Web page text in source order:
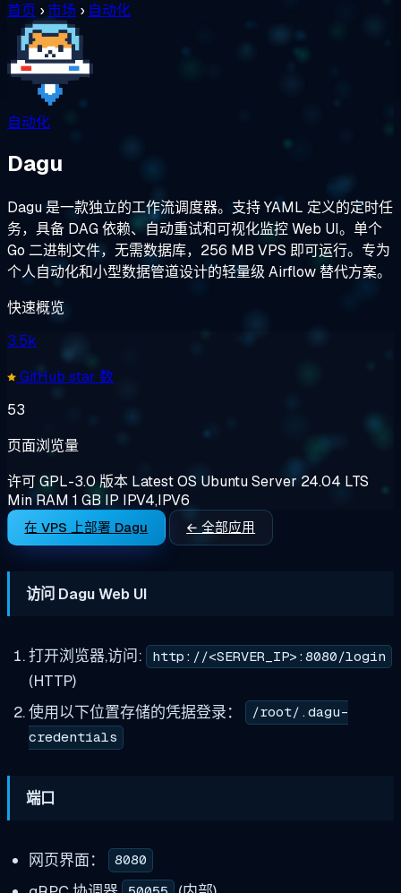
首页 ›市场 › 自动化
自动化
Dagu
Dagu 是一款独立的工作流调度器。支持 YAML 定义的定时任
务，具备 DAG 依赖、自动重试和可视化监控 Web UI。单个
Go 二进制文件，无需数据库，256 MB VPS 即可运行。专为
个人自动化和小型数据管道设计的轻量级 Airflow 替代方案。
快速概览
3.5k
GitHub star 数
53
页面浏览量
许可GPL-3.0 版本 LatestOS Ubuntu Server 24.04 LTS
Min RAM 1 GB IP IPV4,IPV6
在 VPS 上部署 Dagu ← 全部应用
访问 Dagu Web UI
打开浏览器,访问: http://<SERVER_IP>:8080/login
(HTTP)
使用以下位置存储的凭据登录：
/root/.dagu-
credentials
端口
网页界面： 8080